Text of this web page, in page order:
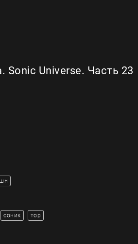
Universe. Часть 23
соник тор